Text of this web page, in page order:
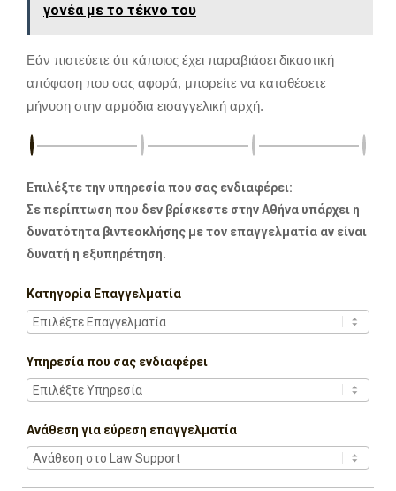
γονέα με το τέκνο του
Εάν πιστεύετε ότι κάποιος έχει παραβιάσει δικαστική
απόφαση που σας αφορά, μπορείτε να καταθέσετε
μήνυση στην αρμόδια εισαγγελική αρχή.
Επιλέξτε την υπηρεσία που σας ενδιαφέρει:
Σε περίπτωση που δεν βρίσκεστε στην Αθήνα υπάρχει η
δυνατότητα βιντεοκλήσης με τον επαγγελματία αν είναι
δυνατή η εξυπηρέτηση.
Κατηγορία Επαγγελματία
Υπηρεσία που σας ενδιαφέρει
Ανάθεση για εύρεση επαγγελματία